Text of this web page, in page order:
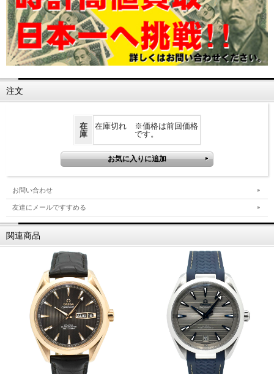
注文
在
庫
在庫切れ ※価格は前回価格
です。
お問い合わせ
友達にメールですすめる
関連商品